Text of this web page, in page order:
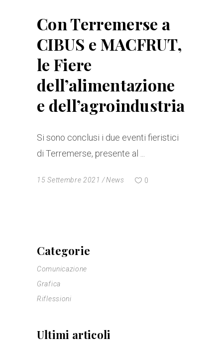
Con Terremerse a
CIBUS e MACFRUT,
le Fiere
dell’alimentazione
e dell’agroindustria
Si sono conclusi i due eventi fieristici
di Terremerse, presente al
15 Settembre 2021 News 0
Categorie
Comunicazione
Grafica
Riflessioni
Ultimi articoli